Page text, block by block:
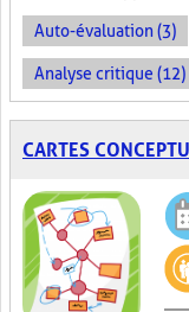
Auto-évaluation (3)
Analyse critique (12)
CARTES